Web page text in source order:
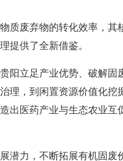
质废弃物的转化效率，其
提供了全新借鉴。
阳立足产业优势、破解固
理，到闲置资源价值化挖
出医药产业与生态农业互
潜力，不断拓展有机固废